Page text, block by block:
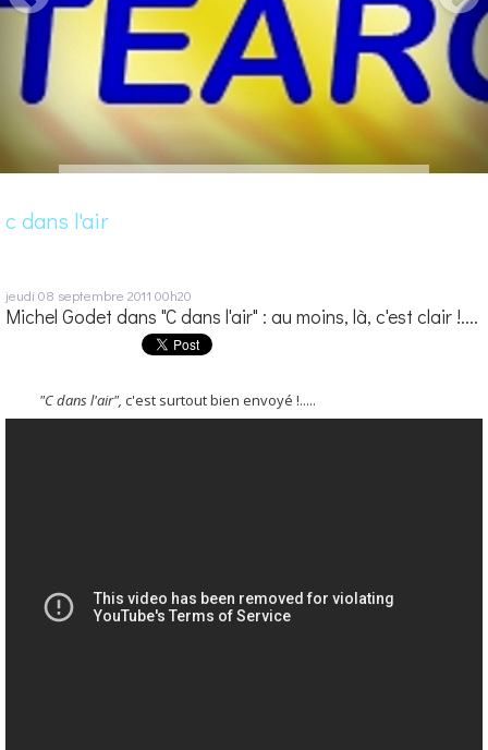
c dans l'air
jeudi 08 septembre 2011 00h20
Michel Godet dans "C dans l'air" : au moins, là, c'est clair !....
"C dans l'air", c'est surtout bien envoyé !.....